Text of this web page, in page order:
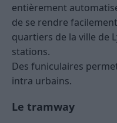
entièrement
de se rendre
quartiers de la ville de
stations.
Des funiculaires
intra urbains.
Le tramway